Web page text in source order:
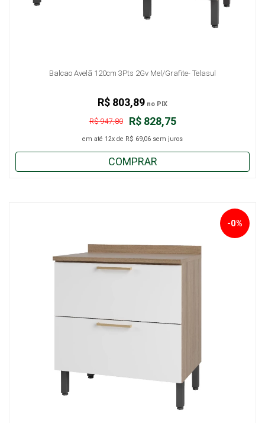
Balcao Avelã 120cm 3Pts 2Gv Mel/Grafite- Telasul
R$ 828,75
R$ 947,80
em até 12x de R$ 69,06 sem juros
R$ 803,89 no PIX
COMPRAR
-0%